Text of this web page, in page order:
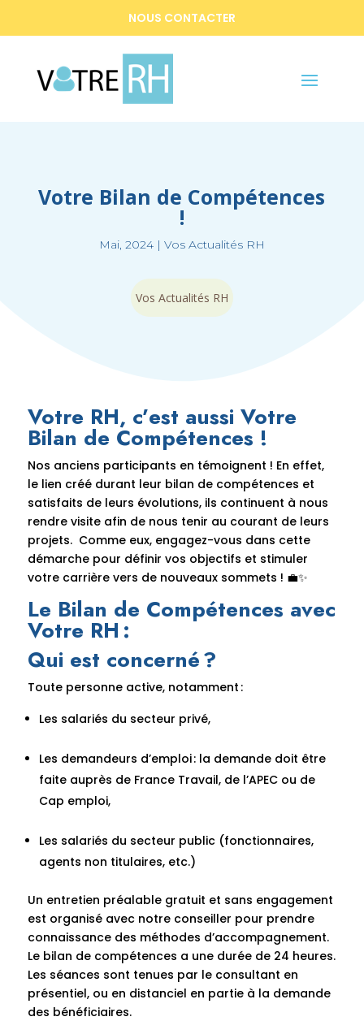
NOUS CONTACTER
Votre Bilan de Compétences
!
Mai, 2024| Vos Actualités RH
Vos Actualités RH
Votre RH, c’est aussi Votre
Bilan de Compétences !
Nos anciens participants en témoignent ! En effet,
le lien créé durant leur bilan de compétences et
satisfaits de leurs évolutions, ils continuent à nous
rendre visite afin de nous tenir au courant de leurs
projets. Comme eux, engagez-vous dans cette
démarche pour définir vos objectifs et stimuler
votre carrière vers de nouveaux sommets ! 💼✨
Le Bilan de Compétences avec
Votre RH :
Qui est concerné ?
Toute personne active, notamment :
Les salariés du secteur privé,
Les demandeurs d’emploi : la demande doit être
faite auprès de France Travail, de l’APEC ou de
Cap emploi,
Les salariés du secteur public (fonctionnaires,
agents non titulaires, etc.)
Un entretien préalable gratuit et sans engagement
est organisé avec notre conseiller pour prendre
connaissance des méthodes d’accompagnement.
Le bilan de compétences a une durée de 24 heures.
Les séances sont tenues par le consultant en
présentiel, ou en distanciel en partie à la demande
des bénéficiaires.